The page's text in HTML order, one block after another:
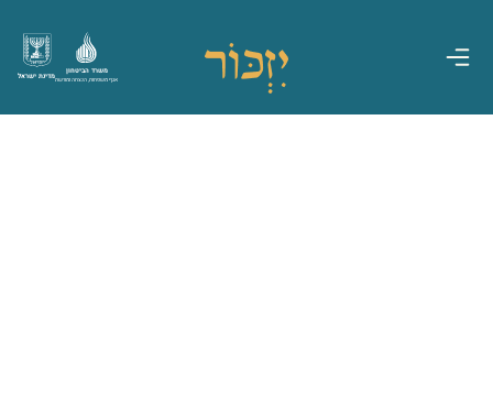
מדינת ישראל
משרד הביטחון
אגף משפחות, הנצחה ומורשת